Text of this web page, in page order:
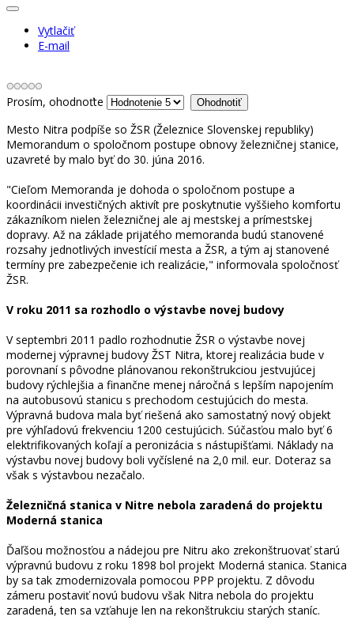
Vytlačiť
E-mail
Prosím, ohodnoťte
Mesto Nitra podpíše so ŽSR (Železnice Slovenskej republiky)
Memorandum o spoločnom postupe obnovy železničnej stanice,
uzavreté by malo byť do 30. júna 2016.
"Cieľom Memoranda je dohoda o spoločnom postupe a
koordinácii investičných aktivít pre poskytnutie vyššieho komfortu
zákazníkom nielen železničnej ale aj mestskej a prímestskej
dopravy. Až na základe prijatého memoranda budú stanovené
rozsahy jednotlivých investícií mesta a ŽSR, a tým aj stanovené
termíny pre zabezpečenie ich realizácie," informovala spoločnosť
ŽSR.
V roku 2011 sa rozhodlo o výstavbe novej budovy
V septembri 2011 padlo rozhodnutie ŽSR o výstavbe novej
modernej výpravnej budovy ŽST Nitra, ktorej realizácia bude v
porovnaní s pôvodne plánovanou rekonštrukciou jestvujúcej
budovy rýchlejšia a finančne menej náročná s lepším napojením
na autobusovú stanicu s prechodom cestujúcich do mesta.
Výpravná budova mala byť riešená ako samostatný nový objekt
pre výhľadovú frekvenciu 1200 cestujúcich. Súčasťou malo byť 6
elektrifikovaných koľají a peronizácia s nástupišťami. Náklady na
výstavbu novej budovy boli vyčíslené na 2,0 mil. eur. Doteraz sa
však s výstavbou nezačalo.
Železničná stanica v Nitre nebola zaradená do projektu
Moderná stanica
Ďaľšou možnosťou a nádejou pre Nitru ako zrekonštruovať starú
výpravnú budovu z roku 1898 bol projekt Moderná stanica. Stanica
by sa tak zmodernizovala pomocou PPP projektu. Z dôvodu
zámeru postaviť novú budovu však Nitra nebola do projektu
zaradená, ten sa vzťahuje len na rekonštrukciu starých staníc.